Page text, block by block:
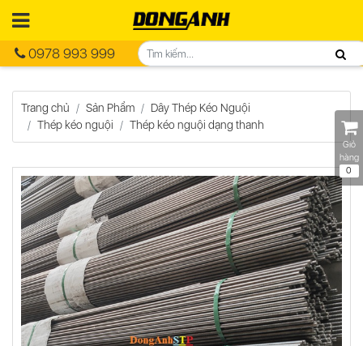
0978 993 999
Giỏ
hàng
0
Trang chủ Sản Phẩm
Dây Thép Kéo Nguội
Thép kéo nguội
Thép kéo nguội dạng thanh